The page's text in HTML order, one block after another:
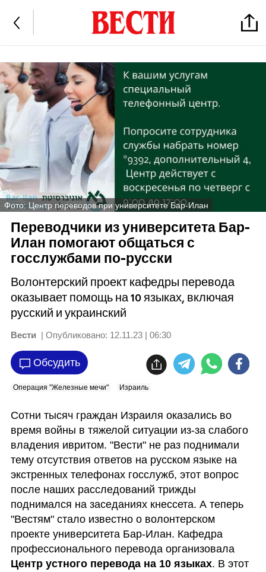
Фото: Центр переводов при университете Бар-Илан
Переводчики из университета Бар-
Илан помогают общаться с
госслужбами по-русски
Волонтерский проект кафедры перевода
оказывает помощь на 10 языках, включая
русский и украинский
Вести | Опубликовано: 12.11.23 | 06:30
Обсудить
Операция "Железные мечи" Израиль
Сотни тысяч граждан Израиля оказались во
время войны в тяжелой ситуации из-за слабого
владения ивритом. "Вести" не раз поднимали
тему отсутствия ответов на русском языке на
экстренных телефонах госслужб, этот вопрос
после наших расследований трижды
поднимался на заседаниях кнессета. А теперь
"Вестям" стало известно о волонтерском
проекте университета Бар-Илан. Кафедра
профессионального перевода организовала
Центр устного перевода на 10 языках. В этот